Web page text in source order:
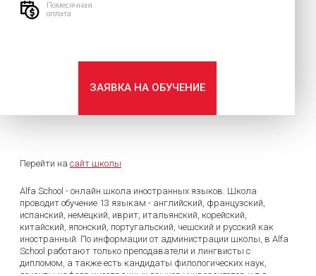
Помесячная
оплата
ЗАЯВКА НА ОБУЧЕНИЕ
Перейти на сайт школы
Alfa School - онлайн школа иностранных языков. Школа
проводит обучение 13 языкам - английский, французский,
испанский, немецкий, иврит, итальянский, корейский,
китайский, японский, португальский, чешский и русский как
иностранный. По информации от администрации школы, в Alfa
School работают только преподаватели и лингвисты с
дипломом, а также есть кандидаты филологических наук,